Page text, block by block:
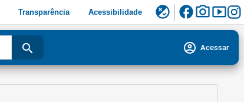
Transparência Acessibilidade flaky facebookphoto_camerasmart_display
search account_circle Acessar